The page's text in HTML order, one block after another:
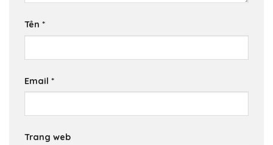
Tên *
Email *
Trang web